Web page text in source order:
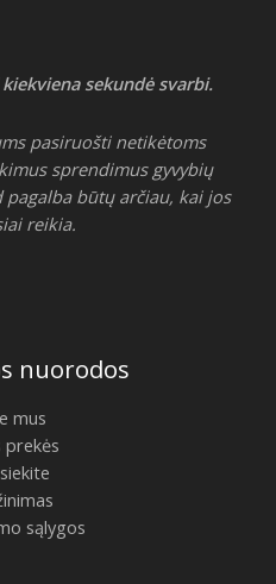
sekundė svarbi.
pasiruošti netikėtoms
sprendimus gyvybių
pagalba būtų arčiau, kai jos
reikia.
nuorodos
mus
prekės
sąlygos